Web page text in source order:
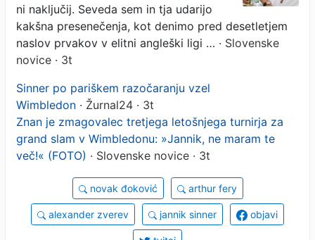
ni naključij. Seveda sem in tja udarijo
kakšna presenečenja, kot denimo pred desetletjem
naslov prvakov v elitni angleški ligi … · Slovenske
novice · 3t
Sinner po pariškem razočaranju vzel
Wimbledon · Žurnal24 · 3t
Znan je zmagovalec tretjega letošnjega turnirja za
grand slam v Wimbledonu: »Jannik, ne maram te
več!« (FOTO) · Slovenske novice · 3t
novak đoković arthur fery
alexander zverev jannik sinner objavi